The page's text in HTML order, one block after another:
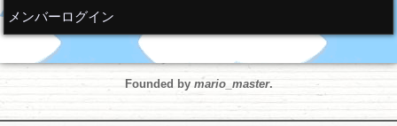
メンバーログイン
Founded by mario_master.